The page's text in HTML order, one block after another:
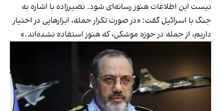
نیست این اطلاعات هنوز رسانه‌ای شود. نصیرزاده با اشاره به
جنگ با اسرائیل گفت: «در صورت تکرار حمله، ابزارهایی در اختیار
داریم، از جمله در حوزه موشکی، که هنوز استفاده نشده‌اند.»